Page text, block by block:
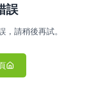
誤
請稍後再試。